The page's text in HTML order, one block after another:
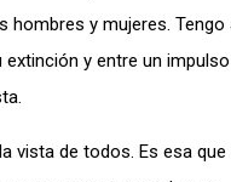
hombres y mujeres.
y entre un
vista de todos. Es esa